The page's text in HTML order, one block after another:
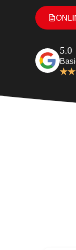
5.0